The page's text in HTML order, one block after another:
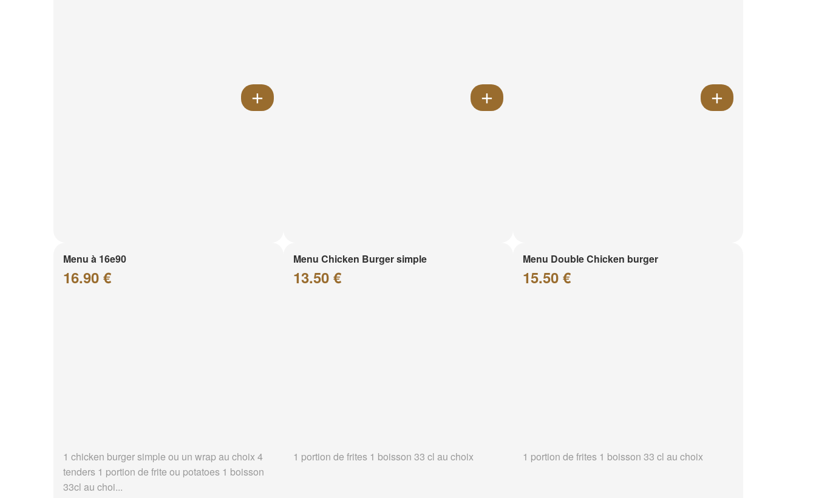
Menu à 16e90
16.90 €
1 chicken burger simple ou un wrap au choix 4
tenders 1 portion de frite ou potatoes 1 boisson
33cl au choi...
Menu Chicken Burger simple
13.50 €
1 portion de frites 1 boisson 33 cl au choix
Menu Double Chicken burger
15.50 €
1 portion de frites 1 boisson 33 cl au choix